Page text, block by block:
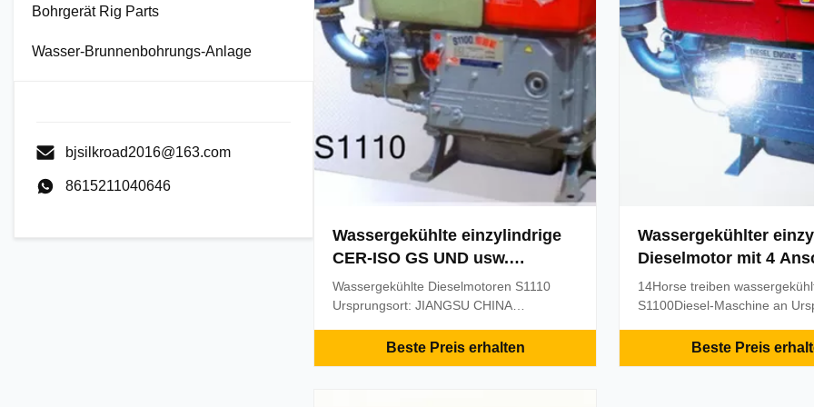
Bohrgerät Rig Parts
Wasser-Brunnenbohrungs-Anlage
bjsilkroad2016@163.com
8615211040646
Wassergekühlte einzylindrige
CER-ISO GS UND usw.
Motorwirkungsgrad mit vier
Anschlägen Diesel
Wassergekühlte Dieselmotoren S1110
Ursprungsort: JIANGSU CHINA
Bescheinigung: CER, ISO9001, GS UND
Beste Preis erhalten
Wassergekühlter
Dieselmotor mit 4
für landwirtschaftliche
Maschinerie
14Horse treiben
S1100Diesel-Maschine an
Modellnummer: S1100
Beste Preis